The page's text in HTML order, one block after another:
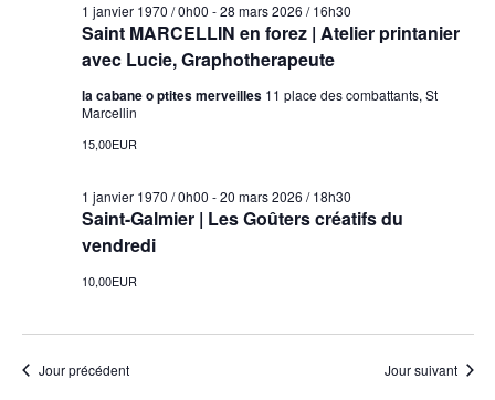
janvier
2026
de
Saint MARCELLIN en forez | Atelier printanier
avec Lucie, Graphotherapeute
1 janvier 1970 / 0h00 -28 mars 2026 / 16h30
la cabane o ptites merveilles 11 place des combattants, St
Marcellin
15,00EUR
Saint-Galmier | Les Goûters créatifs du
vendredi
1 janvier 1970 / 0h00 -20 mars 2026 / 18h30
10,00EUR
Jour précédent Jour suivant